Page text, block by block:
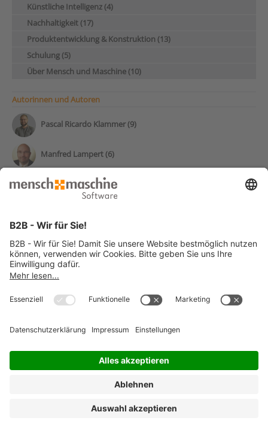
Künstliche Intelligenz (4)
Nachhaltigkeit (17)
Produktentwicklung & Konstruktion (13)
Schulung (5)
Über Mensch und Maschine (10)
Autorinnen und Autoren
Pascal Ricardo Klammer (9)
Manfred Lampert (6)
Simon Schmitz (3)
Gerd Aßmann (2)
Stefan Schweitzer (1)
Tom Duck (1)
Alle Autorinnen und Autoren »